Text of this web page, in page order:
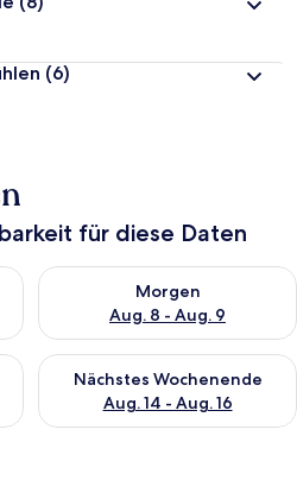
(6)
für diese Daten
heute Nacht, Aug. 7 - Aug. 8.
Morgen
Aug. 8 - Aug. 9
Überprüfe die Verfügbarkeit
dieses Wochenende, Aug. 7
Nächstes Wochenende
Aug. 14 - Aug. 16
Überprüfe die Verfügbarkeit